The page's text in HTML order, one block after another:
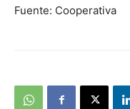
Fuente: Cooperativa